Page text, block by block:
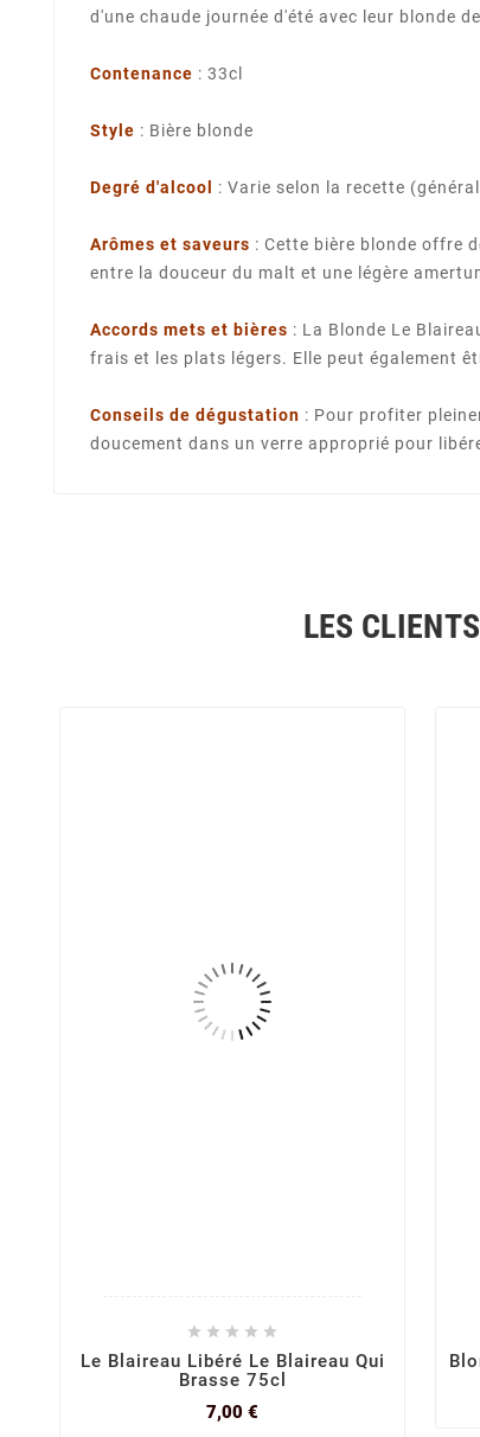
d'une chaude journée d'été avec leur blonde
Contenance : 33cl
Style : Bière blonde
Degré d'alcool : Varie selon la recette
Arômes et saveurs : Cette bière blonde offre
entre la douceur du malt et une légère
Accords mets et bières : La Blonde Le
frais et les plats légers. Elle peut également
Conseils de dégustation : Pour profiter
doucement dans un verre approprié pour
LES
    
Le Blaireau Libéré Le Blaireau Qui
Brasse 75cl
7,00 €